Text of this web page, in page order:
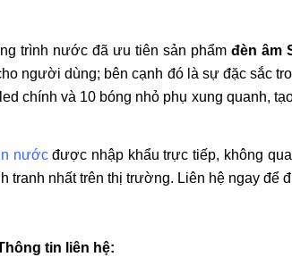
trình nước đã ưu tiên sản phẩm đèn âm
người dùng; bên cạnh đó là sự đặc sắc
chính và 10 bóng nhỏ phụ xung quanh,
nướcđược nhập khẩu trực tiếp, không
tranh nhất trên thị trường. Liên hệ ngay để
tin liên hệ: